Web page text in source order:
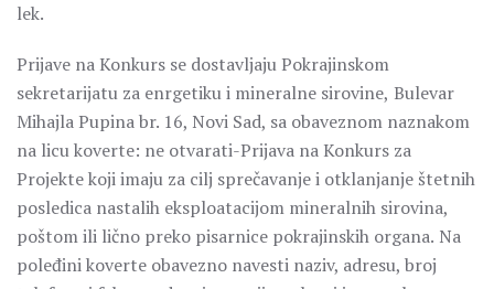
lek.
Prijave na Konkurs se dostavljaju Pokrajinskom
sekretarijatu za enrgetiku i mineralne sirovine, Bulevar
Mihajla Pupina br. 16, Novi Sad, sa obaveznom naznakom
na licu koverte: ne otvarati-Prijava na Konkurs za
Projekte koji imaju za cilj sprečavanje i otklanjanje štetnih
posledica nastalih eksploatacijom mineralnih sirovina,
poštom ili lično preko pisarnice pokrajinskih organa. Na
poleđini koverte obavezno navesti naziv, adresu, broj